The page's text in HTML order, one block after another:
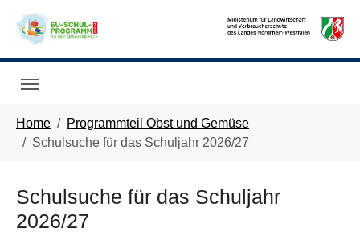
Home
Programmteil Obst und Gemüse
Schulsuche für das Schuljahr 2026/27
Schulsuche für das Schuljahr
2026/27